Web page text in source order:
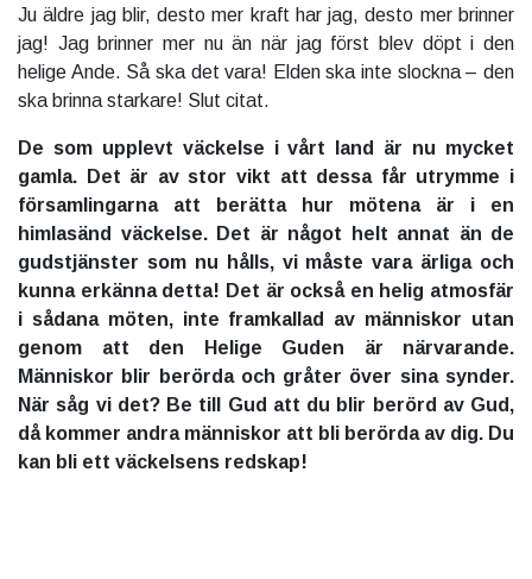
Ju äldre jag blir, desto mer kraft har jag, desto mer brinner
jag! Jag brinner mer nu än när jag först blev döpt i den
helige Ande. Så ska det vara! Elden ska inte slockna – den
ska brinna starkare! Slut citat.
De som upplevt väckelse i vårt land är nu mycket
gamla. Det är av stor vikt att dessa får utrymme i
församlingarna att berätta hur mötena är i en
himlasänd väckelse. Det är något helt annat än de
gudstjänster som nu hålls, vi måste vara ärliga och
kunna erkänna detta! Det är också en helig atmosfär
i sådana möten, inte framkallad av människor utan
genom att den Helige Guden är närvarande.
Människor blir berörda och gråter över sina synder.
När såg vi det? Be till Gud att du blir berörd av Gud,
då kommer andra människor att bli berörda av dig. Du
kan bli ett väckelsens redskap!